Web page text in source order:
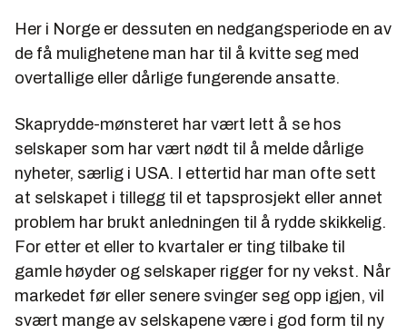
Her i Norge er dessuten en nedgangsperiode en av
de få mulighetene man har til å kvitte seg med
overtallige eller dårlige fungerende ansatte.
Skaprydde-mønsteret har vært lett å se hos
selskaper som har vært nødt til å melde dårlige
nyheter, særlig i USA. I ettertid har man ofte sett
at selskapet i tillegg til et tapsprosjekt eller annet
problem har brukt anledningen til å rydde skikkelig.
For etter et eller to kvartaler er ting tilbake til
gamle høyder og selskaper rigger for ny vekst. Når
markedet før eller senere svinger seg opp igjen, vil
svært mange av selskapene være i god form til ny